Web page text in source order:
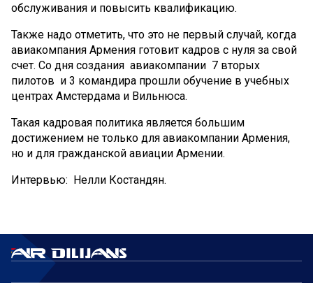
обслуживания и повысить квалификацию.
Также надо отметить, что это не первый случай, когда
авиакомпания Армения готовит кадров с нуля за свой
счет. Со дня создания авиакомпании 7 вторых
пилотов и 3 командира прошли обучение в учебных
центрах Амстердама и Вильнюса.
Такая кадровая политика является большим
достижением не только для авиакомпании Армения,
но и для гражданской авиации Армении.
Интервью: Нелли Костандян.